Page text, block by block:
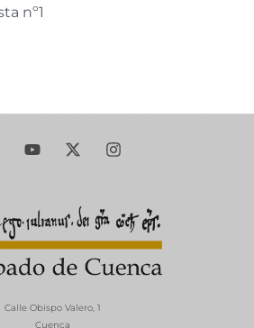
nº1
Calle Obispo Valero, 1
Cuenca